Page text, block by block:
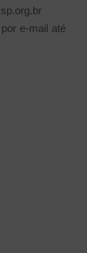
e-mail até